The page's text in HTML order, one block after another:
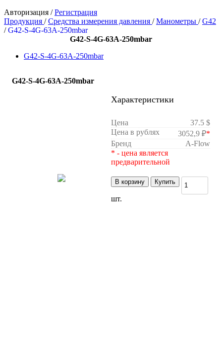
Авторизация /Регистрация
Продукция /Средства измерения давления /Манометры /G42
/G42-S-4G-63A-250mbar
G42-S-4G-63A-250mbar
G42-S-4G-63A-250mbar
G42-S-4G-63A-250mbar
Характеристики
Цена
37.5 $
Цена в рублях
3052,9 ₽*
Бренд
A-Flow
* - цена является
предварительной
В корзину Купить
шт.